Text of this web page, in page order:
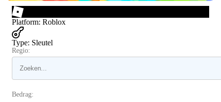
Platform: Roblox
Type: Sleutel
Regio:
Bedrag: